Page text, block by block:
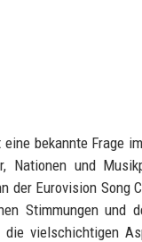
bekannte Frage
und
Eurovision Song
Stimmungen und
vielschichtigen